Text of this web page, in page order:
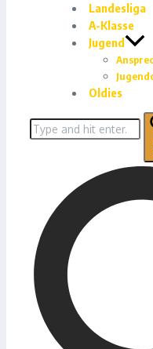
Landesliga
A-Klasse
Jugend
Oldies
Suchen
nach: